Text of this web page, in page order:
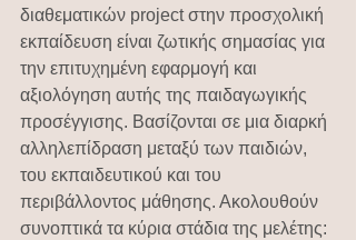
διαθεματικών project στην προσχολική
εκπαίδευση είναι ζωτικής σημασίας για
την επιτυχημένη εφαρμογή και
αξιολόγηση αυτής της παιδαγωγικής
προσέγγισης. Βασίζονται σε μια διαρκή
αλληλεπίδραση μεταξύ των παιδιών,
του εκπαιδευτικού και του
περιβάλλοντος μάθησης. Ακολουθούν
συνοπτικά τα κύρια στάδια της μελέτης: